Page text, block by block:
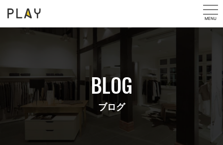
MENU
BLOG
ブログ